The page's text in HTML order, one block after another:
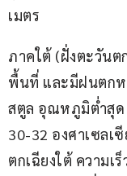
เมตร
ภาคใต้ (ฝั่งตะวัน
พื้นที่ และมีฝนตกห
สตูล อุณหภูมิต่ำสุด
30-32 องศาเซลเ
ตกเฉียงใต้ ความเ